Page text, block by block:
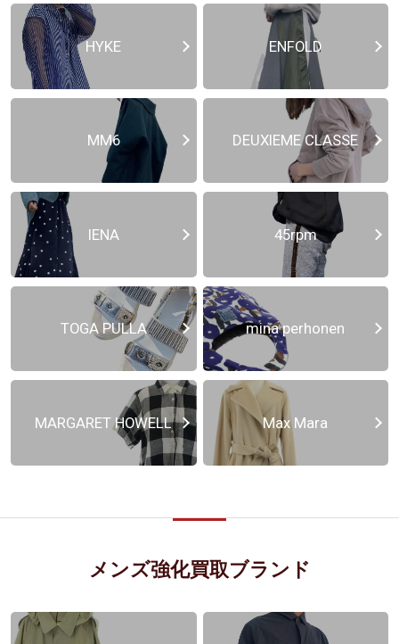
HYKE ENFOLD
MM6 DEUXIEME CLASSE
IENA 45rpm
TOGA PULLA mina perhonen
MARGARET HOWELL Max Mara
メンズ強化買取ブランド